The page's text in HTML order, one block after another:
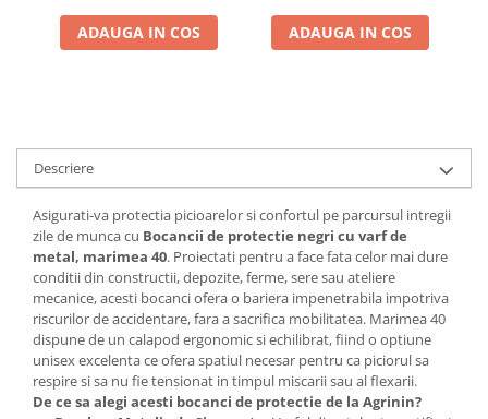
Ingrasaminte plante
Ingrasaminte plante - CUTIE / KG
Ingrasaminte plante - ECOLOGICE
Ingrasaminte plante - FLORI
Ingrasaminte plante - FLORI - GEL
Casa, Gradina
Accesorii agricole
ADAUGA IN COS ADAUGA IN COS
Descriere
Asigurati-va protectia picioarelor si confortul pe parcursul intregii
zile de munca cu Bocancii de protectie negri cu varf de
metal, marimea 40. Proiectati pentru a face fata celor mai dure
conditii din constructii, depozite, ferme, sere sau ateliere
mecanice, acesti bocanci ofera o bariera impenetrabila impotriva
riscurilor de accidentare, fara a sacrifica mobilitatea. Marimea 40
dispune de un calapod ergonomic si echilibrat, fiind o optiune
unisex excelenta ce ofera spatiul necesar pentru ca piciorul sa
respire si sa nu fie tensionat in timpul miscarii sau al flexarii.
De ce sa alegi acesti bocanci de protectie de la Agrinin?